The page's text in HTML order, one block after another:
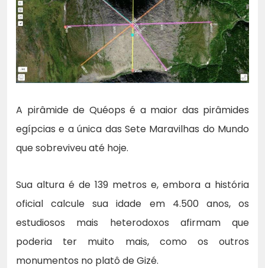
A pirâmide de Quéops é a maior das pirâmides
egípcias e a única das Sete Maravilhas do Mundo
que sobreviveu até hoje.
Sua altura é de 139 metros e, embora a história
oficial calcule sua idade em 4.500 anos, os
estudiosos mais heterodoxos afirmam que
poderia ter muito mais, como os outros
monumentos no platô de Gizé.